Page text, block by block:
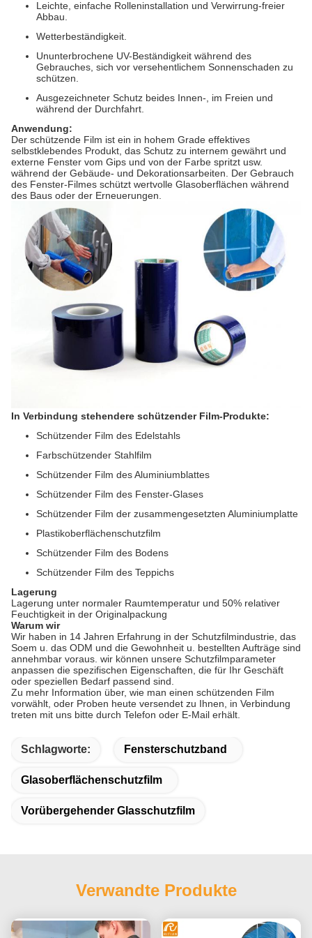
Leichte, einfache Rolleninstallation und Verwirrung-freier
Abbau.
Wetterbeständigkeit.
Ununterbrochene UV-Beständigkeit während des
Gebrauches, sich vor versehentlichem Sonnenschaden zu
schützen.
Ausgezeichneter Schutz beides Innen-, im Freien und
während der Durchfahrt.
Anwendung:
Der schützende Film ist ein in hohem Grade effektives
selbstklebendes Produkt, das Schutz zu internem gewährt und
externe Fenster vom Gips und von der Farbe spritzt usw.
während der Gebäude- und Dekorationsarbeiten. Der Gebrauch
des Fenster-Filmes schützt wertvolle Glasoberflächen während
des Baus oder der Erneuerungen.
In Verbindung stehendere schützender Film-Produkte:
Schützender Film des Edelstahls
Farbschützender Stahlfilm
Schützender Film des Aluminiumblattes
Schützender Film des Fenster-Glases
Schützender Film der zusammengesetzten Aluminiumplatte
Plastikoberflächenschutzfilm
Schützender Film des Bodens
Schützender Film des Teppichs
Lagerung
Lagerung unter normaler Raumtemperatur und 50% relativer
Feuchtigkeit in der Originalpackung
Warum wir
Wir haben in 14 Jahren Erfahrung in der Schutzfilmindustrie, das
Soem u. das ODM und die Gewohnheit u. bestellten Aufträge sind
annehmbar voraus. wir können unsere Schutzfilmparameter
anpassen die spezifischen Eigenschaften, die für Ihr Geschäft
oder speziellen Bedarf passend sind.
Zu mehr Information über, wie man einen schützenden Film
vorwählt, oder Proben heute versendet zu Ihnen, in Verbindung
treten mit uns bitte durch Telefon oder E-Mail erhält.
Schlagworte: Fensterschutzband
Glasoberflächenschutzfilm
Vorübergehender Glasschutzfilm
Verwandte Produkte